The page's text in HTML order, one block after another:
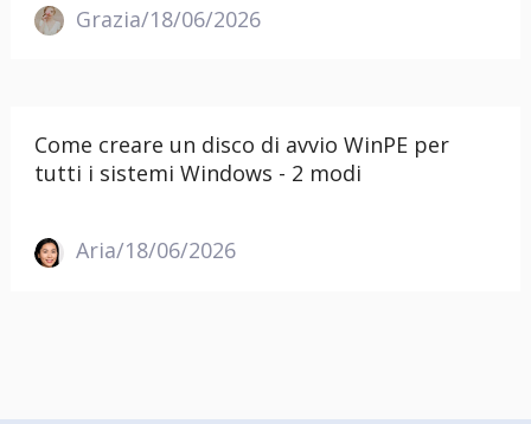
Grazia/18/06/2026
Come creare un disco di avvio WinPE per
tutti i sistemi Windows - 2 modi
Aria/18/06/2026